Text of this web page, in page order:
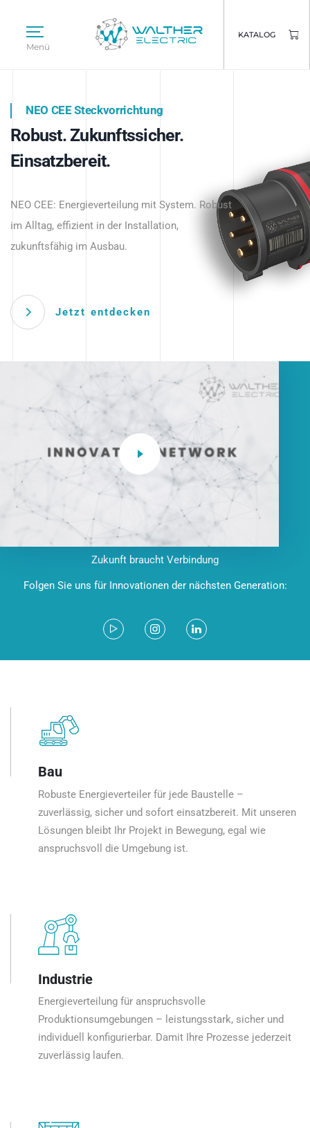
Menü
KATALOG
Intelligente Stromverteilung
beginnt hier.
NEO CEE Steckvorrichtung
Robust. Zukunftssicher.
Einsatzbereit.
NEO CEE: Energieverteilung mit System. Robust
im Alltag, effizient in der Installation,
zukunftsfähig im Ausbau.
Jetzt entdecken
Intelligenz trifft Energie.
Anwendungen – robust, IP-geschützt und
zukunftsfähig.
Zukunft braucht Verbindung
Folgen Sie uns für Innovationen der nächsten Generation:
Bau
Robuste Energieverteiler für jede Baustelle –
zuverlässig, sicher und sofort einsatzbereit. Mit unseren
Lösungen bleibt Ihr Projekt in Bewegung, egal wie
anspruchsvoll die Umgebung ist.
Industrie
Energieverteilung für anspruchsvolle
Produktionsumgebungen – leistungsstark, sicher und
individuell konfigurierbar. Damit Ihre Prozesse jederzeit
zuverlässig laufen.